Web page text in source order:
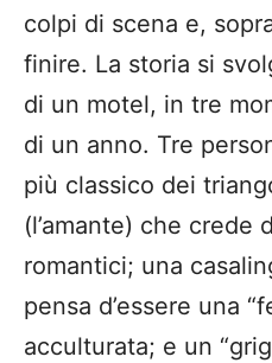
colpi di scena e,
finire. La storia si
di un motel, in tre
di un anno. Tre
più classico dei
(l’amante) che crede
romantici; una
pensa d’essere una
acculturata; e un